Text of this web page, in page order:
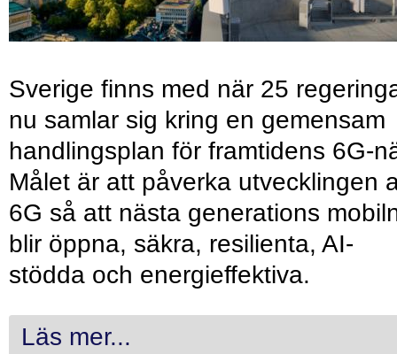
Sverige finns med när 25
nu samlar sig kring en gemensam
handlingsplan för framtidens 6G-
Målet är att påverka utvecklingen
6G så att nästa generations
blir öppna, säkra, resilienta, AI-
stödda och energieffektiva.
Läs mer...